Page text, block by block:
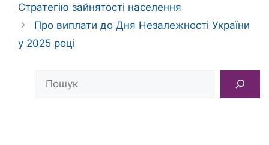
Стратегію зайнятості населення
Про виплати до Дня Незалежності України
у 2025 році